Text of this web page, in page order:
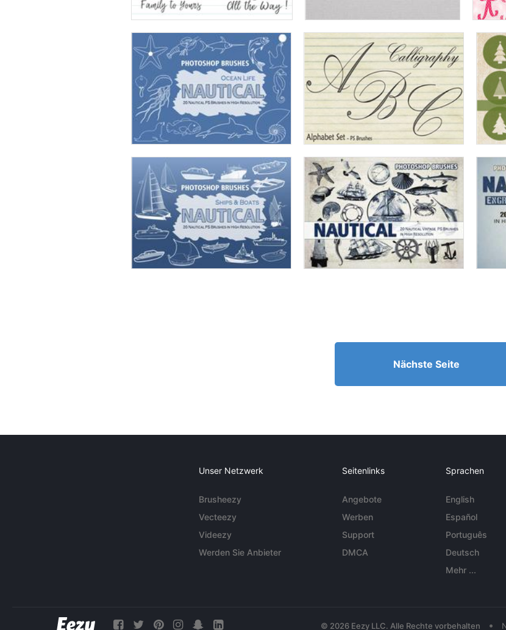
Nächste Seite
Unser Netzwerk
Brusheezy
Vecteezy
Videezy
Werden Sie Anbieter
Seitenlinks
Angebote
Werben
Support
DMCA
Sprachen
English
Español
Português
Deutsch
Mehr ...
© 2026 Eezy LLC. Alle Rechte vorbehalten •